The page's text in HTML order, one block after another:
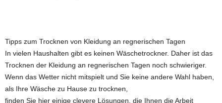
Tipps zum Trocknen von Kleidung an regnerischen Tagen
In vielen Haushalten gibt es keinen Wäschetrockner. Daher ist das
Trocknen der Kleidung an regnerischen Tagen noch schwieriger.
Wenn das Wetter nicht mitspielt und Sie keine andere Wahl haben,
als Ihre Wäsche zu Hause zu trocknen,
finden Sie hier einige clevere Lösungen, die Ihnen die Arbeit